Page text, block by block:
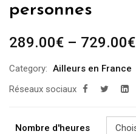
personnes
289.00€ – 729.00€
Category: Ailleurs en France
Réseaux sociaux
Nombre d'heures